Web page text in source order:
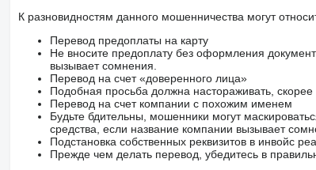
К разновидностям данного мошенничества могут
Перевод предоплаты на карту
Не вносите предоплату без оформления
вызывает сомнения.
Перевод на счет «доверенного лица»
Подобная просьба должна настораживать,
Перевод на счет компании с похожим именем
Будьте бдительны, мошенники могут
средства, если название компании вызывает
Подстановка собственных реквизитов в инвойс
Прежде чем делать перевод, убедитесь в